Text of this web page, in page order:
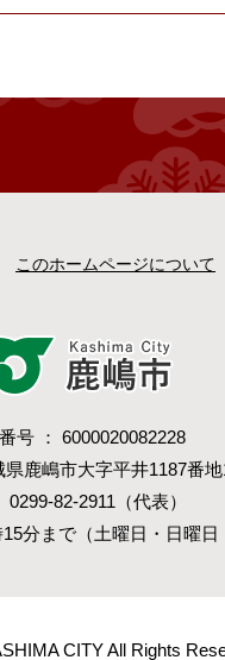
このホームページについて
号 ： 6000020082228
鹿嶋市大字平井1187番
0299-82-2911（代表）
分まで（土曜日・日曜日
CITY All Rights